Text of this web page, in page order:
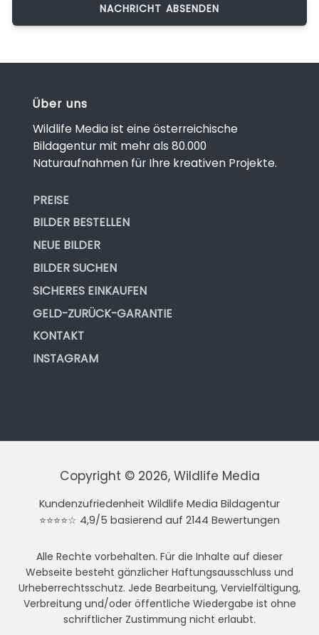
Über uns
Wildlife Media ist eine österreichische
Bildagentur mit mehr als 80.000
Naturaufnahmen für Ihre kreativen Projekte.
PREISE
BILDER BESTELLEN
NEUE BILDER
BILDER SUCHEN
SICHERES EINKAUFEN
GELD-ZURÜCK-GARANTIE
KONTAKT
INSTAGRAM
Copyright © 2026, Wildlife Media
Kundenzufriedenheit Wildlife Media Bildagentur
⭐⭐⭐⭐☆ 4,9/5 basierend auf 2144 Bewertungen
Alle Rechte vorbehalten. Für die Inhalte auf dieser
Webseite besteht gänzlicher Haftungsausschluss und
Urheberrechtsschutz. Jede Bearbeitung, Vervielfältigung,
Verbreitung und/oder öffentliche Wiedergabe ist ohne
schriftlicher Zustimmung nicht erlaubt.